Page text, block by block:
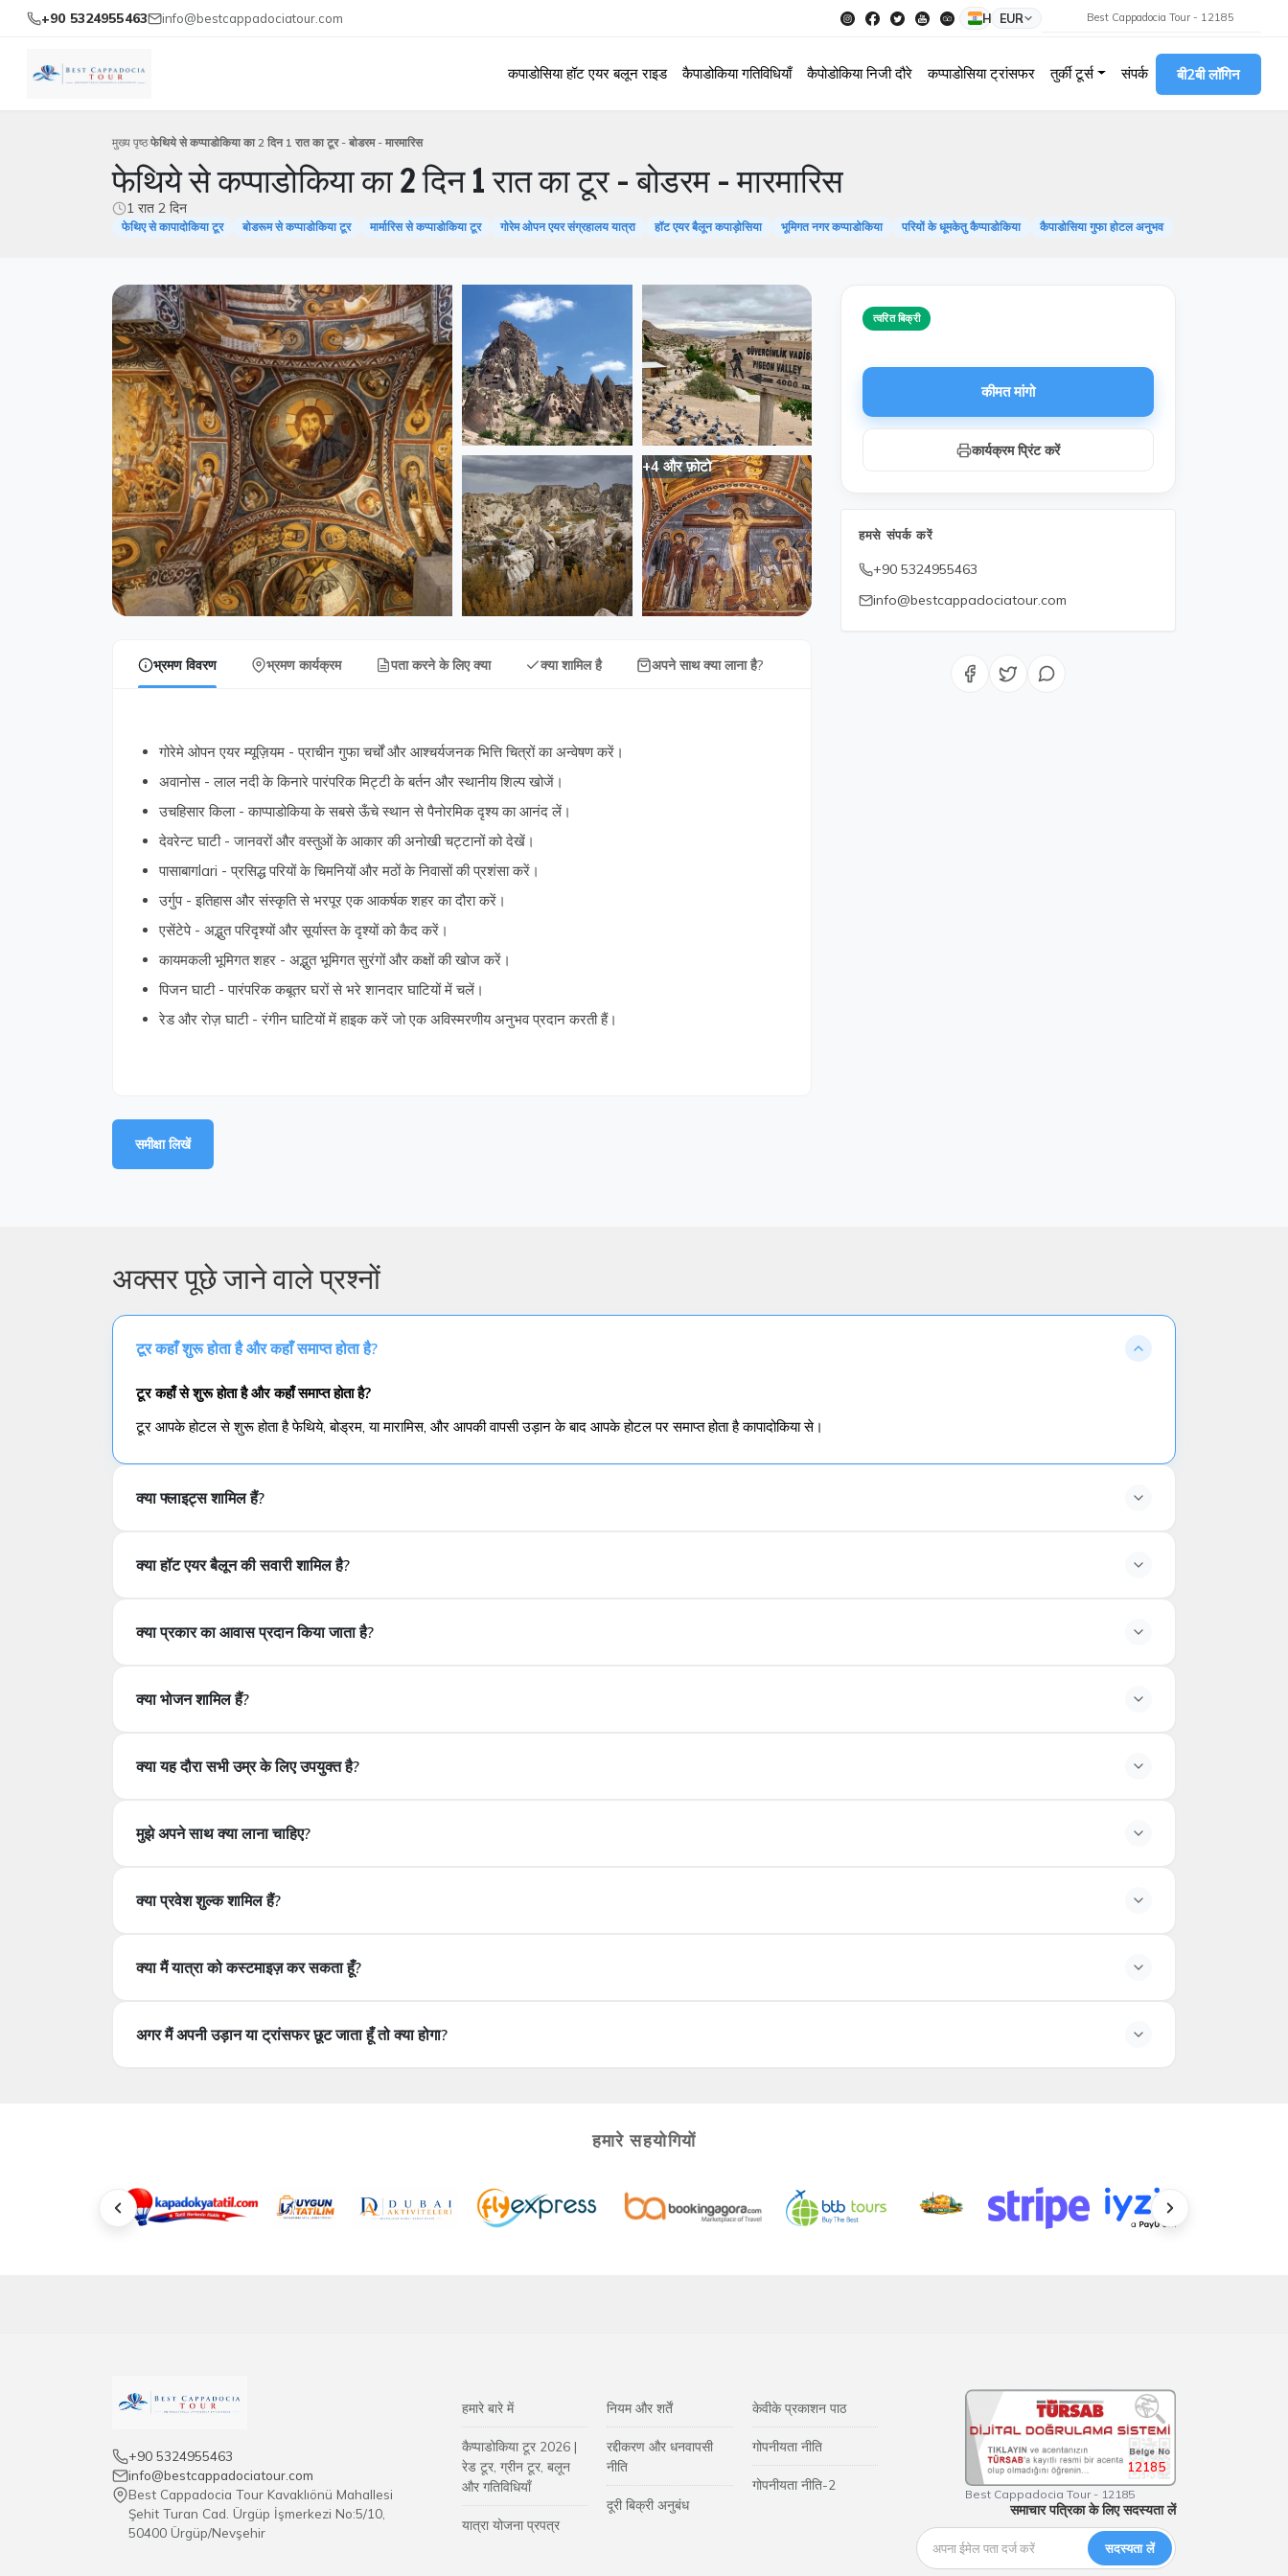
+90 5324955463 info@bestcappadociatour.com HI EUR Best Cappadocia Tour - 12185
कपाडोसिया हॉट एयर बलून राइड कैपाडोकिया गतिविधियाँ कैपोडोकिया निजी दौरे कप्पाडोसिया ट्रांसफर तुर्की टूर्स संपर्क बी2बी लॉगिन
मुख्य पृष्ठ फेथिये से कप्पाडोकिया का 2 दिन 1 रात का टूर - बोडरम - मारमारिस
फेथिये से कप्पाडोकिया का 2 दिन 1 रात का टूर - बोडरम - मारमारिस
1 रात 2 दिन
फेथिए से कापादोकिया टूर बोडरूम से कप्पाडोकिया टूर मार्मारिस से कप्पाडोकिया टूर गोरेम ओपन एयर संग्रहालय यात्रा हॉट एयर बैलून कपाड़ोसिया भूमिगत नगर कप्पाडोकिया परियों के धूमकेतु कैप्पाडोकिया कैपाडोसिया गुफा होटल अनुभव
+4 और फ़ोटो
भ्रमण विवरण भ्रमण कार्यक्रम पता करने के लिए क्या क्या शामिल है अपने साथ क्या लाना है?
गोरेमे ओपन एयर म्यूज़ियम - प्राचीन गुफा चर्चों और आश्चर्यजनक भित्ति चित्रों का अन्वेषण करें।
अवानोस - लाल नदी के किनारे पारंपरिक मिट्टी के बर्तन और स्थानीय शिल्प खोजें।
उचहिसार किला - काप्पाडोकिया के सबसे ऊँचे स्थान से पैनोरमिक दृश्य का आनंद लें।
देवरेन्ट घाटी - जानवरों और वस्तुओं के आकार की अनोखी चट्टानों को देखें।
पासाबागlari - प्रसिद्ध परियों के चिमनियों और मठों के निवासों की प्रशंसा करें।
उर्गुप - इतिहास और संस्कृति से भरपूर एक आकर्षक शहर का दौरा करें।
एसेंटेपे - अद्भुत परिदृश्यों और सूर्यास्त के दृश्यों को कैद करें।
कायमकली भूमिगत शहर - अद्भुत भूमिगत सुरंगों और कक्षों की खोज करें।
पिजन घाटी - पारंपरिक कबूतर घरों से भरे शानदार घाटियों में चलें।
रेड और रोज़ घाटी - रंगीन घाटियों में हाइक करें जो एक अविस्मरणीय अनुभव प्रदान करती हैं।
समीक्षा लिखें
त्वरित बिक्री
कीमत मांगो
कार्यक्रम प्रिंट करें
हमसे संपर्क करें
+90 5324955463
info@bestcappadociatour.com
अक्सर पूछे जाने वाले प्रश्नों
टूर कहाँ शुरू होता है और कहाँ समाप्त होता है?
टूर कहाँ से शुरू होता है और कहाँ समाप्त होता है?
टूर आपके होटल से शुरू होता है फेथिये, बोड्रम, या मारामिस, और आपकी वापसी उड़ान के बाद आपके होटल पर समाप्त होता है कापादोकिया से।
क्या फ्लाइट्स शामिल हैं?
क्या हॉट एयर बैलून की सवारी शामिल है?
क्या प्रकार का आवास प्रदान किया जाता है?
आपको काप्पाडोकिया में 1 रात 4★ होटल या बुटीक गुफा होटल में ठहराया जाएगा, जिसमें नाश्ता शामिल है।
क्या भोजन शामिल हैं?
हाँ, दोनों यात्रा दिनों पर दोपहर का भोजन शामिल है। होटल में नाश्ता शामिल है। पेय पदार्थ शामिल नहीं हैं।
क्या यह दौरा सभी उम्र के लिए उपयुक्त है?
हाँ, यह यात्रा अधिकांश यात्रियों के लिए उपयुक्त है। इसमें कुछ चलना और हल्की ट्रेकिंग (जैसे घाटी की सैर) की आवश्यकता होती है।
मुझे अपने साथ क्या लाना चाहिए?
आरामदायक चलने वाले जूते, मौसमी कपड़े, सूरज की रोशनी से बचाने वाली क्रीम, धूप का चश्मा, एक कैमरा और आपकी व्यक्तिगत दवाएं।
क्या प्रवेश शुल्क शामिल हैं?
हाँ, यात्रा कार्यक्रम में उल्लेखित सभी संग्रहालयों और स्थलों के लिए प्रवेश शुल्क शामिल हैं।
क्या मैं यात्रा को कस्टमाइज़ कर सकता हूँ?
अगर मैं अपनी उड़ान या ट्रांसफर छूट जाता हूँ तो क्या होगा?
हमारे सहयोगियों
+90 5324955463
info@bestcappadociatour.com
Best Cappadocia Tour Kavaklıönü Mahallesi
Şehit Turan Cad. Ürgüp İşmerkezi No:5/10,
50400 Ürgüp/Nevşehir
हमारे बारे में
कैप्पाडोकिया टूर 2026 |
रेड टूर, ग्रीन टूर, बलून
और गतिविधियाँ
यात्रा योजना प्रपत्र
नियम और शर्तें
रद्दीकरण और धनवापसी
नीति
दूरी बिक्री अनुबंध
केवीके प्रकाशन पाठ
गोपनीयता नीति
गोपनीयता नीति-2
12185
Best Cappadocia Tour - 12185
समाचार पत्रिका के लिए सदस्यता लें
सदस्यता लें